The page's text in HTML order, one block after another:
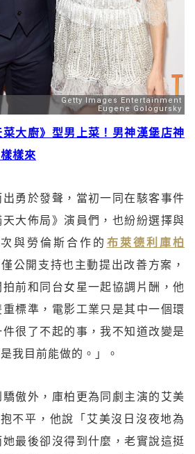
大廚》型男上菜！男神漢堡店神
樣來
勇於發聲，當初一同在駭客事件
大佈局》演員們，也紛紛選擇與
與勞倫斯合作的 布萊德利庫柏
公開支持也主動提出改善方案，
前和同台女星一起協調片酬，他
標準，電影工業只是其中一個環
很了不起的事，我不知道改變是
我目前能做的。」。
傲外，庫柏更為同劇主演的艾美
不平，他說「艾美沒日沒夜地為
最後卻沒得到什麼，老實說這挺